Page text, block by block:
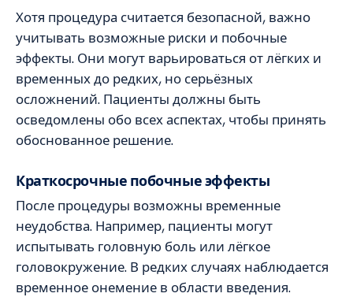
Хотя процедура считается безопасной, важно
учитывать возможные риски и побочные
эффекты. Они могут варьироваться от лёгких и
временных до редких, но серьёзных
осложнений. Пациенты должны быть
осведомлены обо всех аспектах, чтобы принять
обоснованное решение.
Краткосрочные побочные эффекты
После процедуры возможны временные
неудобства. Например, пациенты могут
испытывать головную боль или лёгкое
головокружение. В редких случаях наблюдается
временное онемение в области введения.